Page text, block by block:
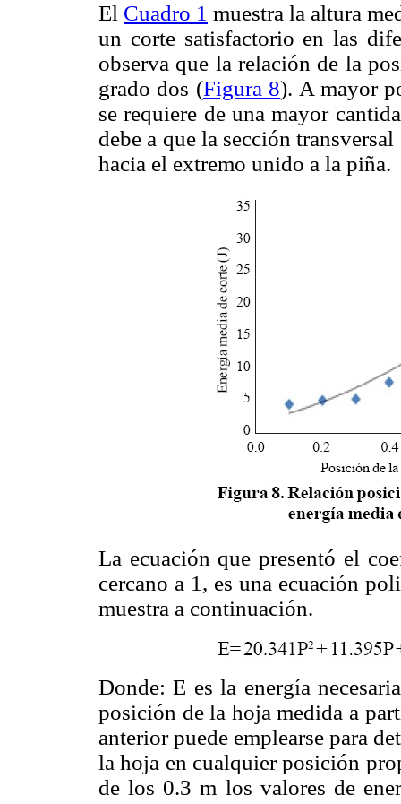
El Cuadro 1 muestra la altura
un corte satisfactorio en las
observa que la relación de la
grado dos (Figura 8). A mayor
se requiere de una mayor
debe a que la sección
hacia el extremo unido a la piña.
La ecuación que presentó el
cercano a 1, es una ecuación
muestra a continuación.
Donde: E es la energía
posición de la hoja medida a
anterior puede emplearse para
la hoja en cualquier posición
de los 0.3 m los valores de